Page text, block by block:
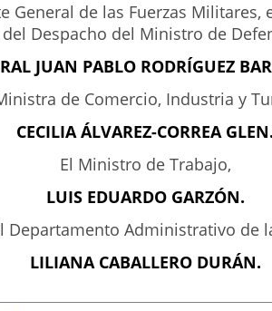
General de las Fuerzas Militares,
Despacho del Ministro de
JUAN PABLO RODRÍGUEZ
de Comercio, Industria y
CECILIA ÁLVAREZ-CORREA
El Ministro de Trabajo,
LUIS EDUARDO GARZÓN.
Departamento Administrativo de
LILIANA CABALLERO DURÁN.